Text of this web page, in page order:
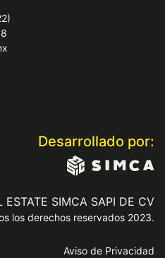
Desarrollado por:
ESTATE SIMCA SAPI DE CV
los derechos reservados 2023.
Aviso de Privacidad